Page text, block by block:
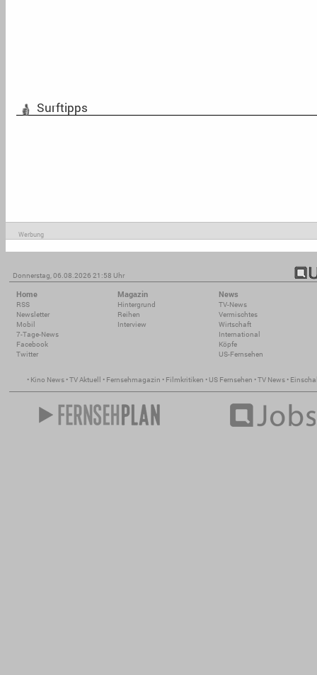
Surftipps
Werbung
Donnerstag, 06.08.2026 21:58 Uhr
Home
RSS
Newsletter
Mobil
7-Tage-News
Facebook
Twitter
Magazin
Hintergrund
Reihen
Interview
News
TV-News
Vermischtes
Wirtschaft
International
Köpfe
US-Fernsehen
• Kino News •TV Aktuell • Fernsehmagazin • Filmkritiken • US Fernsehen •TV News •